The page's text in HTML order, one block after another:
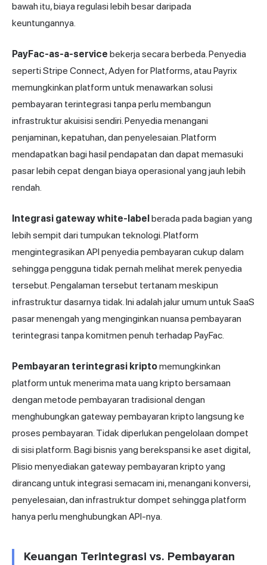
bawah itu, biaya regulasi lebih besar daripada
keuntungannya.
PayFac-as-a-service bekerja secara berbeda. Penyedia
seperti Stripe Connect,Adyen for Platforms, atau Payrix
memungkinkan platform untuk menawarkan solusi
pembayaran terintegrasi tanpa perlu membangun
infrastruktur akuisisi sendiri. Penyedia menangani
penjaminan, kepatuhan, dan penyelesaian. Platform
mendapatkan bagi hasil pendapatan dan dapat memasuki
pasar lebih cepat dengan biaya operasional yang jauh lebih
rendah.
Integrasi gateway white-label berada pada bagian yang
lebih sempit dari tumpukan teknologi. Platform
mengintegrasikan API penyedia pembayaran cukup dalam
sehingga pengguna tidak pernah melihat merek penyedia
tersebut. Pengalaman tersebut tertanam meskipun
infrastruktur dasarnya tidak. Ini adalah jalur umum untuk SaaS
pasar menengah yang menginginkan nuansa pembayaran
terintegrasi tanpa komitmen penuh terhadap PayFac.
Pembayaran terintegrasi kriptomemungkinkan
platform untuk menerima mata uang kripto bersamaan
dengan metode pembayaran tradisional dengan
menghubungkan gateway pembayaran kripto langsung ke
proses pembayaran. Tidak diperlukan pengelolaan dompet
di sisi platform. Bagi bisnis yang berekspansi ke aset digital,
Plisio menyediakan gateway pembayaran kripto yang
dirancang untuk integrasi semacam ini, menangani konversi,
penyelesaian, dan infrastruktur dompet sehingga platform
hanya perlu menghubungkan API-nya.
Keuangan Terintegrasi vs. Pembayaran